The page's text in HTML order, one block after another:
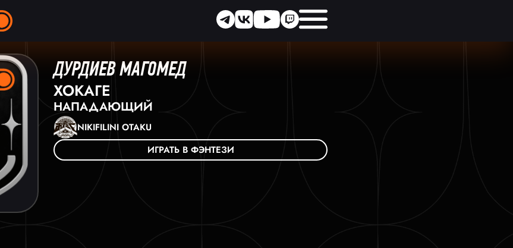
ДУРДИЕВ МАГОМЕД
ХОКАГЕ
НАПАДАЮЩИЙ
NIKIFILINI OTAKU
ИГРАТЬ В ФЭНТЕЗИ